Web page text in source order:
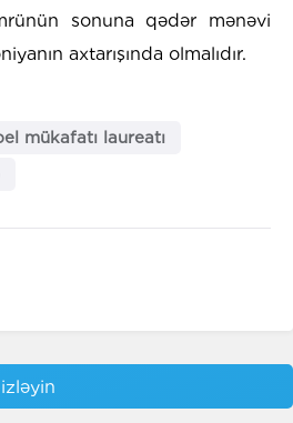
sonuna qədər mənəvi
axtarışında olmalıdır.
mükafatı laureatı